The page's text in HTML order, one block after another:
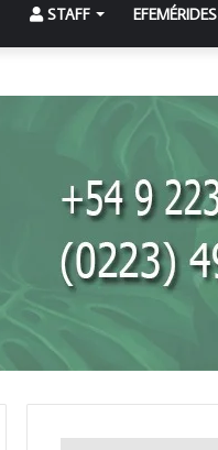
STAFF EFEMÉRIDES